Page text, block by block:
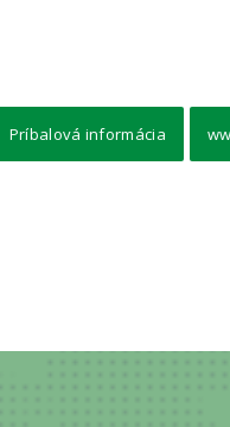
Príbalová informácia